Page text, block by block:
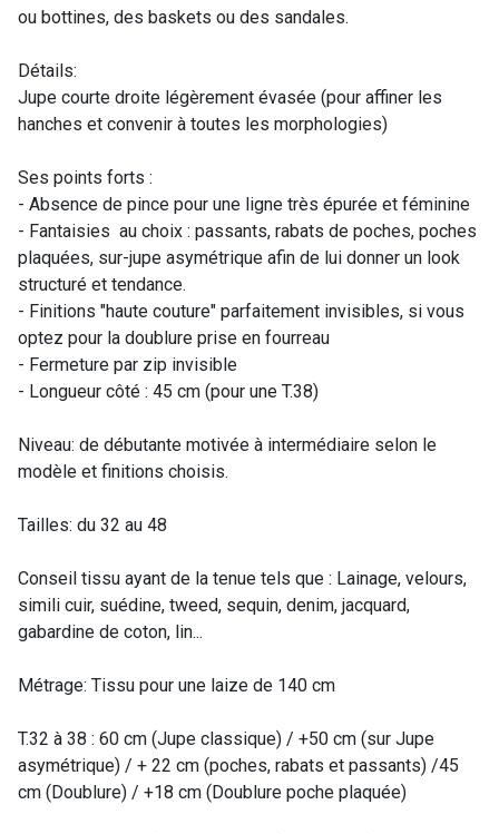
ou bottines, des baskets ou des sandales.
Détails:
Jupe courte droite légèrement évasée (pour affiner les
hanches et convenir à toutes les morphologies)
Ses points forts :
- Absence de pince pour une ligne très épurée et féminine
- Fantaisies au choix : passants, rabats de poches, poches
plaquées, sur-jupe asymétrique afin de lui donner un look
structuré et tendance.
- Finitions "haute couture" parfaitement invisibles, si vous
optez pour la doublure prise en fourreau
- Fermeture par zip invisible
- Longueur côté : 45 cm (pour une T.38)
Niveau: de débutante motivée à intermédiaire selon le
modèle et finitions choisis.
Tailles: du 32 au 48
Conseil tissu ayant de la tenue tels que : Lainage, velours,
simili cuir, suédine, tweed, sequin, denim, jacquard,
gabardine de coton, lin...
Métrage: Tissu pour une laize de 140 cm
T.32 à 38 : 60 cm (Jupe classique) / +50 cm (sur Jupe
asymétrique) / + 22 cm (poches, rabats et passants) /45
cm (Doublure) / +18 cm (Doublure poche plaquée)